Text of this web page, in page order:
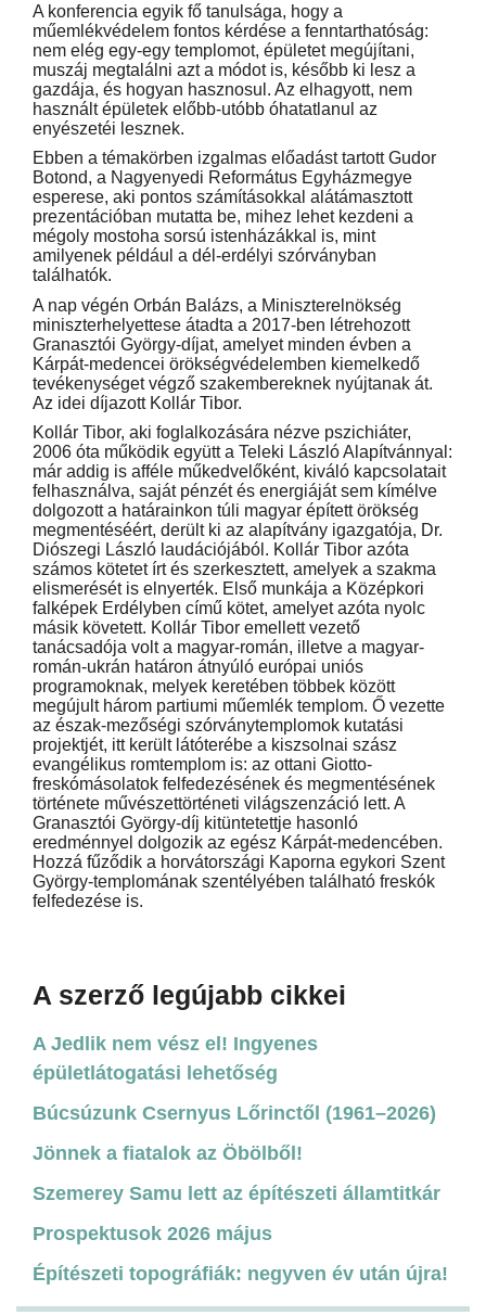
A konferencia egyik fő tanulsága, hogy a
műemlékvédelem fontos kérdése a fenntarthatóság:
nem elég egy-egy templomot, épületet megújítani,
muszáj megtalálni azt a módot is, később ki lesz a
gazdája, és hogyan hasznosul. Az elhagyott, nem
használt épületek előbb-utóbb óhatatlanul az
enyészetéi lesznek.
Ebben a témakörben izgalmas előadást tartott Gudor
Botond, a Nagyenyedi Református Egyházmegye
esperese, aki pontos számításokkal alátámasztott
prezentációban mutatta be, mihez lehet kezdeni a
mégoly mostoha sorsú istenházákkal is, mint
amilyenek például a dél-erdélyi szórványban
találhatók.
A nap végén Orbán Balázs, a Miniszterelnökség
miniszterhelyettese átadta a 2017-ben létrehozott
Granasztói György-díjat, amelyet minden évben a
Kárpát-medencei örökségvédelemben kiemelkedő
tevékenységet végző szakembereknek nyújtanak át.
Az idei díjazott Kollár Tibor.
Kollár Tibor, aki foglalkozására nézve pszichiáter,
2006 óta működik együtt a Teleki László Alapítvánnyal:
már addig is afféle műkedvelőként, kiváló kapcsolatait
felhasználva, saját pénzét és energiáját sem kímélve
dolgozott a határainkon túli magyar épített örökség
megmentéséért, derült ki az alapítvány igazgatója, Dr.
Diószegi László laudációjából. Kollár Tibor azóta
számos kötetet írt és szerkesztett, amelyek a szakma
elismerését is elnyerték. Első munkája a Középkori
falképek Erdélyben című kötet, amelyet azóta nyolc
másik követett. Kollár Tibor emellett vezető
tanácsadója volt a magyar-román, illetve a magyar-
román-ukrán határon átnyúló európai uniós
programoknak, melyek keretében többek között
megújult három partiumi műemlék templom. Ő vezette
az észak-mezőségi szórványtemplomok kutatási
projektjét, itt került látóterébe a kiszsolnai szász
evangélikus romtemplom is: az ottani Giotto-
freskómásolatok felfedezésének és megmentésének
története művészettörténeti világszenzáció lett. A
Granasztói György-díj kitüntetettje hasonló
eredménnyel dolgozik az egész Kárpát-medencében.
Hozzá fűződik a horvátországi Kaporna egykori Szent
György-templomának szentélyében található freskók
felfedezése is.
A szerző legújabb cikkei
A Jedlik nem vész el! Ingyenes
épületlátogatási lehetőség
Búcsúzunk Csernyus Lőrinctől (1961–2026)
Jönnek a fiatalok az Öbölből!
Szemerey Samu lett az építészeti államtitkár
Prospektusok 2026 május
Építészeti topográfiák: negyven év után újra!